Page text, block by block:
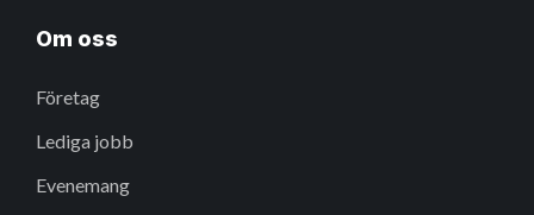
Om oss
Företag
Lediga jobb
Evenemang